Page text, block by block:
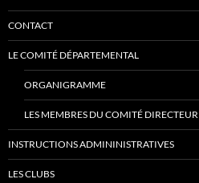
CONTACT
LE COMITÉ DÉPARTEMENTAL
ORGANIGRAMME
LES MEMBRES DU COMITÉ DIRECTEUR
INSTRUCTIONS ADMININISTRATIVES
LES CLUBS